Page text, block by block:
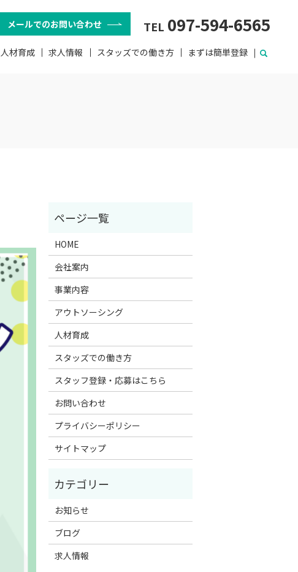
メールでのお問い合わせ TEL 097-594-6565
人材育成 求人情報 スタッズでの働き方 まずは簡単登録
HOME
会社案内
事業内容
アウトソーシング
人材育成
スタッズでの働き方
スタッフ登録・応募はこちら
お問い合わせ
プライバシーポリシー
サイトマップ
お知らせ
ブログ
求人情報